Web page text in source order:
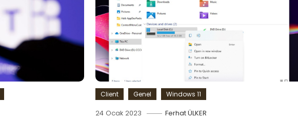
Client Genel Windows 11
24 Ocak 2023 Ferhat ÜLKER